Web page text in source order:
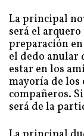
La principal
será el
preparación
el dedo anular
estar en los
mayoría de los
compañeros.
será de la